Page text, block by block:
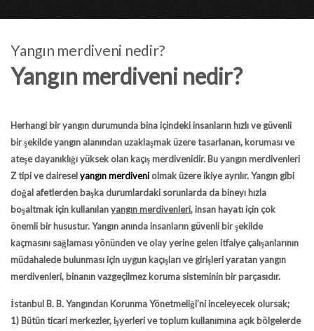
Yangın merdiveni nedir?
Yangın merdiveni nedir?
Herhangi bir yangın durumunda bina içindeki insanların hızlı ve güvenli
bir şekilde yangın alanından uzaklaşmak üzere tasarlanan, koruması ve
ateşe dayanıklığı yüksek olan kaçış merdivenidir. Bu yangın merdivenleri
Z tipi ve daireselyangın merdiveniolmak üzere ikiye ayrılır. Yangın gibi
doğal afetlerden başka durumlardaki sorunlarda da bineyı hızla
boşaltmak için kullanılanyangın merdivenleri, insan hayatı için çok
önemli bir husustur. Yangın anında insanların güvenli bir şekilde
kaçmasını sağlaması yönünden ve olay yerine gelen itfaiye çalışanlarının
müdahalede bulunması için uygun kaçışları ve girişleri yaratan yangın
merdivenleri, binanın vazgeçilmez koruma sisteminin bir parçasıdır.
İstanbul B. B. Yangından Korunma Yönetmeliği’ni inceleyecek olursak;
1) Bütün ticari merkezler, işyerleri ve toplum kullanımına açık bölgelerde